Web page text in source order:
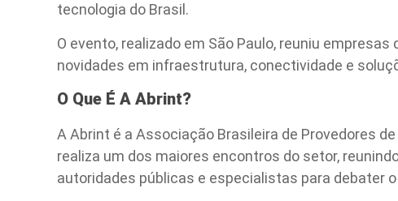
tecnologia do Brasil.
O evento, realizado em São Paulo, reuniu
novidades em infraestrutura, conectividade e
O Que É A Abrint?
A Abrint é a Associação Brasileira de Provedores
realiza um dos maiores encontros do setor,
autoridades públicas e especialistas para debater